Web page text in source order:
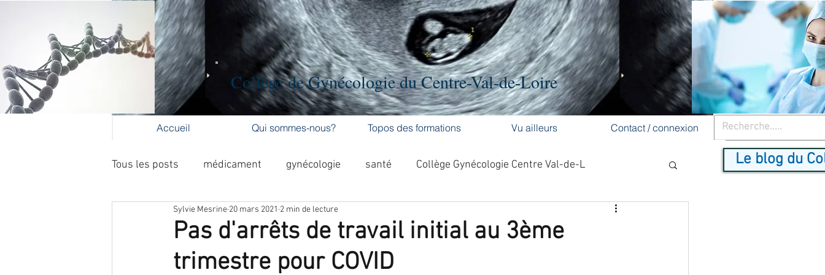
Collège de Gynécologie du Centre-Val-de-Loire
Accueil Qui sommes-nous? Topos des formations Vu ailleurs Contact / connexion
Tous les posts médicament gynécologie santé Collège Gynécologie Centre Val-de-L
Formation médicale continue activité physique cancer du sein
cancer du col cancer de l'ovaire contraception
Pas d'arrêts de travail initial au 3ème
trimestre pour COVID
Sylvie Mesrine 20 mars 2021 2 min de lecture
Le blog du